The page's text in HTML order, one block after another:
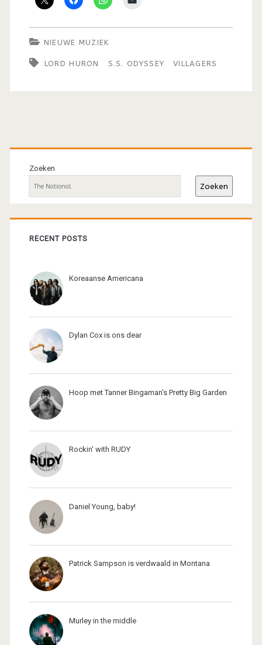
NIEUWE MUZIEK
LORD HURON S.S. ODYSSEY VILLAGERS
Primaire
sidebar
Zoeken
Zoeken
RECENT POSTS
Koreaanse Americana
Dylan Cox is ons dear
Hoop met Tanner Bingaman's Pretty Big Garden
Rockin' with RUDY
Daniel Young, baby!
Patrick Sampson is verdwaald in Montana
Murley in the middle